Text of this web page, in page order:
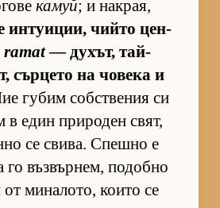
камуй; и нак­рая,
ин­ту­и­ции, чийто цен­
ramat— ду­хът, тай­
сър­цето на чо­века и
гу­бим соб­с­т­ве­ния си
в един при­ро­ден свят,
се сви­ва. Спешно е
го въз­вър­нем, по­добно
ми­на­ло­то, ко­ито се